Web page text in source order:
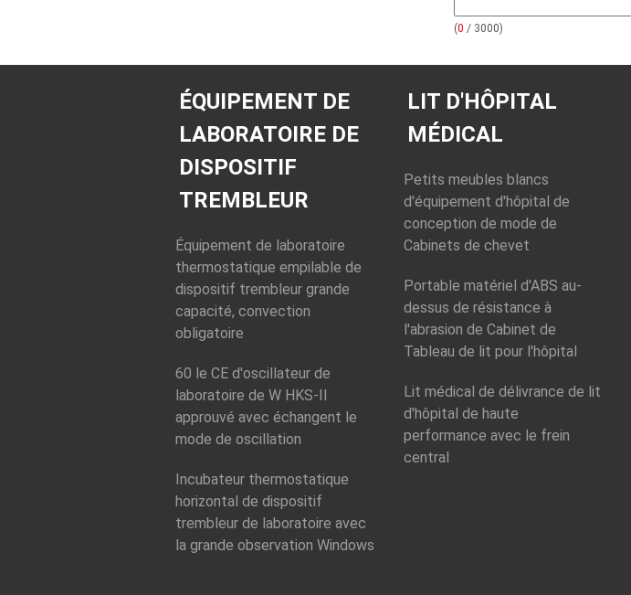
(0 / 3000)
ÉQUIPEMENT DE
LABORATOIRE DE
DISPOSITIF
TREMBLEUR
Équipement de laboratoire
thermostatique empilable de
dispositif trembleur grande
capacité, convection
obligatoire
60 le CE d'oscillateur de
laboratoire de W HKS-II
approuvé avec échangent le
mode de oscillation
Incubateur thermostatique
horizontal de dispositif
trembleur de laboratoire avec
la grande observation Windows
LIT D'HÔPITAL
MÉDICAL
Petits meubles blancs
d'équipement d'hôpital de
conception de mode de
Cabinets de chevet
Portable matériel d'ABS au-
dessus de résistance à
l'abrasion de Cabinet de
Tableau de lit pour l'hôpital
Lit médical de délivrance de lit
d'hôpital de haute
performance avec le frein
central